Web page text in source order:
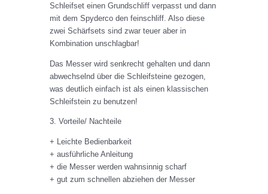
Schleifset einen Grundschliff verpasst und dann
mit dem Spyderco den feinschliff. Also diese
zwei Schärfsets sind zwar teuer aber in
Kombination unschlagbar!
Das Messer wird senkrecht gehalten und dann
abwechselnd über die Schleifsteine gezogen,
was deutlich einfach ist als einen klassischen
Schleifstein zu benutzen!
3. Vorteile/ Nachteile
+ Leichte Bedienbarkeit
+ ausführliche Anleitung
+ die Messer werden wahnsinnig scharf
+ gut zum schnellen abziehen der Messer